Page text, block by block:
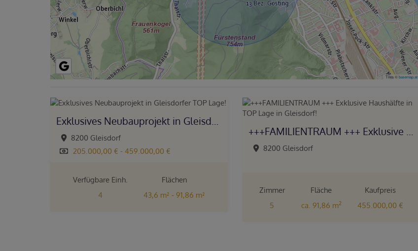
Tiles ©basemap.at
8200 Gleisdorf
205.000,00 € - 459.000,00 €
Verfügbare Einh.
4
Flächen
43,6 m² - 91,86 m²
8200 Gleisdorf
Zimmer
5
Fläche
ca. 91,86 m2
Kaufpreis
455.000,00 €